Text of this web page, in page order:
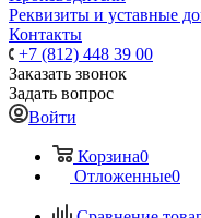
Реквизиты и уставные
Контакты
+7 (812) 448 39 00
Заказать звонок
Задать вопрос
Войти
Корзина0
Отложенные0